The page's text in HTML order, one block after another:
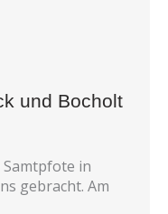
und Bocholt
Samtpfote in
gebracht. Am